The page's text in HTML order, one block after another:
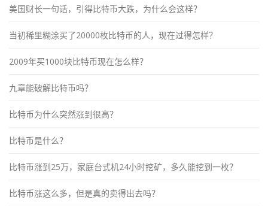
美国财长一句话，引得比特币大跌，为什么会这样？
当初稀里糊涂买了20000枚比特币的人，现在过得怎样？
2009年买1000块比特币现在怎么样？
九章能破解比特币吗？
比特币为什么突然涨到很高？
比特币是什么？
比特币涨到25万，家庭台式机24小时挖矿，多久能挖到一枚？
比特币涨这么多，但是真的卖得出去吗？